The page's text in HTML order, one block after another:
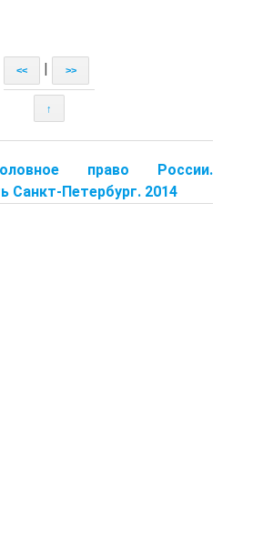
<< >>
↑
право России.
Санкт-Петербург. 2014